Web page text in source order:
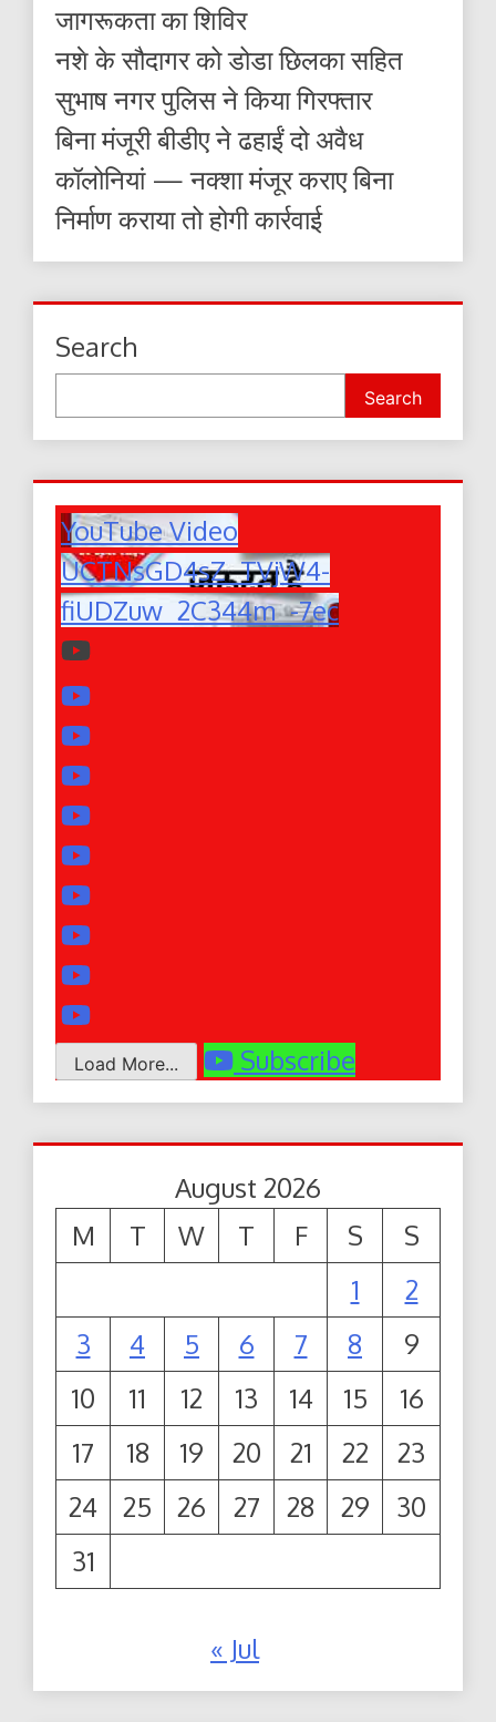
जागरूकता का शिविर
नशे के सौदागर को डोडा छिलका सहित
सुभाष नगर पुलिस ने किया गिरफ्तार
बिना मंजूरी बीडीए ने ढहाईं दो अवैध
कॉलोनियां — नक्शा मंजूर कराए बिना
निर्माण कराया तो होगी कार्रवाई
Search
Search
YouTube Video
UCTNsGD4sZ_TVjW4-
fiUDZuw_2C344m_-7ec
Load More... Subscribe
August 2026
M
T W T F S
S
1
2
3
4 5 6 7 8
9
10
11 12 13 14 15
16
17
18 19 20 21 22
23
24
25 26 27 28 29
30
31
« Jul